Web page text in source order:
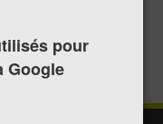
pour
Google